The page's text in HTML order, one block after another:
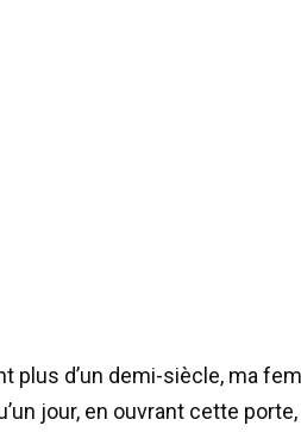
plus d’un demi-siècle, ma
jour, en ouvrant cette